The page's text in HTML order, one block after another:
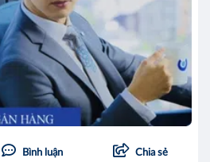
Bình luận Chia sẻ